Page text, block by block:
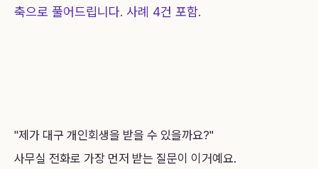
축으로 풀어드립니다. 사례 4건 포함.
"제가 대구 개인회생을 받을 수 있을까요?"
사무실 전화로 가장 먼저 받는 질문이 이거예요.